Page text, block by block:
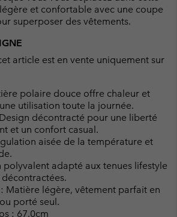
et confortable avec une coupe
superposer des vêtements.
article est en vente uniquement sur
polaire douce offre chaleur et
utilisation toute la journée.
décontracté pour une liberté
et un confort casual.
aisée de la température et
polyvalent adapté aux tenues lifestyle
Matière légère, vêtement parfait en
porté seul.
: 67.0cm